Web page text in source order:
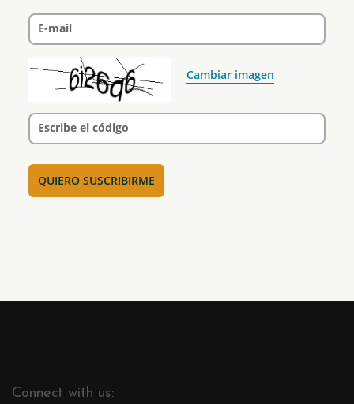
E-mail
Cambiar imagen
Escribe el código
Connect with us: